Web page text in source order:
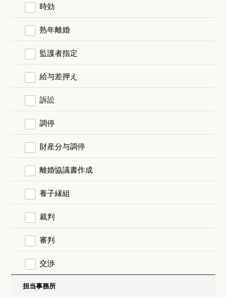
時効
熟年離婚
監護者指定
給与差押え
訴訟
調停
財産分与調停
離婚協議書作成
養子縁組
裁判
審判
交渉
担当事務所